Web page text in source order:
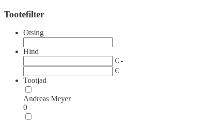
Tootefilter
Otsing
Hind
€ -
€
Tootjad
Andreas Meyer
0